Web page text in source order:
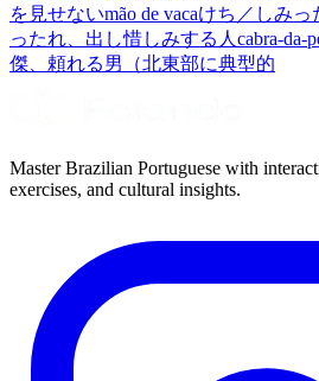
を見せないmão de vacaけち／しみっ
ったれ、出し惜しみする人 cabra-da-
傑、頼れる男（北東部に典型的
Master Brazilian Portuguese with
exercises, and cultural insights.